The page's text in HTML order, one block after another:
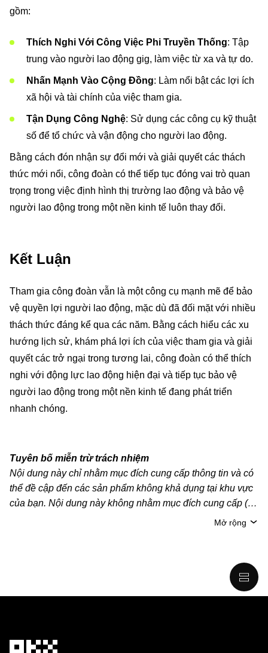
gồm:
Thích Nghi Với Công Việc Phi Truyền Thống: Tập
trung vào người lao động gig, làm việc từ xa và tự do.
Nhấn Mạnh Vào Cộng Đồng: Làm nổi bật các lợi ích
xã hội và tài chính của việc tham gia.
Tận Dụng Công Nghệ: Sử dụng các công cụ kỹ thuật
số để tổ chức và vận động cho người lao động.
Bằng cách đón nhận sự đổi mới và giải quyết các thách
thức mới nổi, công đoàn có thể tiếp tục đóng vai trò quan
trọng trong việc định hình thị trường lao động và bảo vệ
người lao động trong một nền kinh tế luôn thay đổi.
Kết Luận
Tham gia công đoàn vẫn là một công cụ mạnh mẽ để bảo
vệ quyền lợi người lao động, mặc dù đã đối mặt với nhiều
thách thức đáng kể qua các năm. Bằng cách hiểu các xu
hướng lịch sử, khám phá lợi ích của việc tham gia và giải
quyết các trở ngại trong tương lai, công đoàn có thể thích
nghi với động lực lao động hiện đại và tiếp tục bảo vệ
người lao động trong một nền kinh tế đang phát triển
nhanh chóng.
Tuyên bố miễn trừ trách nhiệm
Nội dung này chỉ nhằm mục đích cung cấp thông tin và có
thể đề cập đến các sản phẩm không khả dụng tại khu vực
của bạn. Nội dung này không nhằm mục đích cung cấp (i)
lời khuyên hoặc khuyến nghị đầu tư; (ii) đề nghị hoặc chào
sản kỹ thuật số/crypto, bao gồm cả stablecoin, có mức độ
rủi ro cao và có thể biến động mạnh. Bạn nên cân nhắc kỹ
xem việc giao dịch hoặc nắm giữ crypto/tài sản kỹ thuật số
lý/thuế/đầu tư để được giải đáp câu hỏi về tình hình cụ thể
Mở rộng